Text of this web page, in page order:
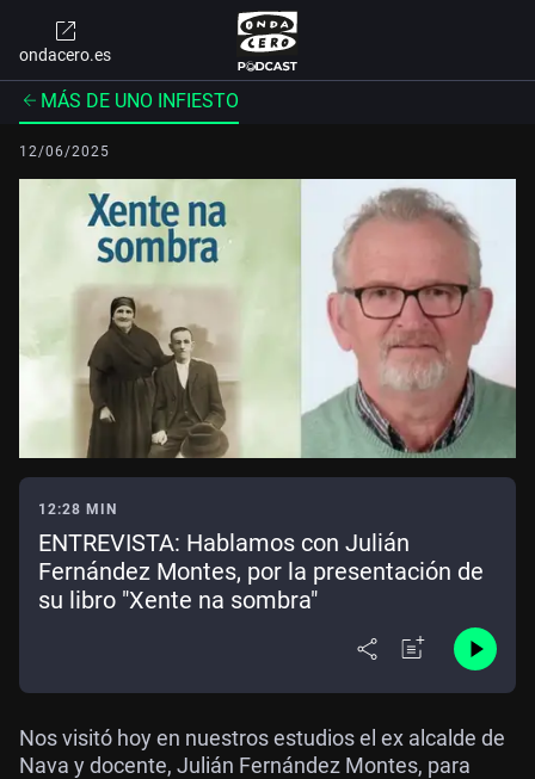
ondacero.es
MÁS DE UNO INFIESTO
12/06/2025
12:28 MIN
ENTREVISTA: Hablamos con Julián
Fernández Montes, por la presentación de
su libro "Xente na sombra"
Nos visitó hoy en nuestros estudios el ex alcalde de
Nava y docente, Julián Fernández Montes, para